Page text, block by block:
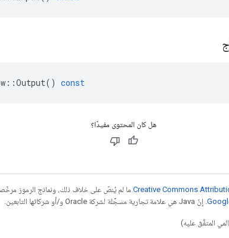
::Output() const
هل كان المحتوى مفيدًا؟
ما لم يُنصّ على خلاف ذلك، ونماذج الرموز
. إنّ Java هي علامة تجارية مسجَّلة لشركة Oracle و/أو شركائها التابعين.